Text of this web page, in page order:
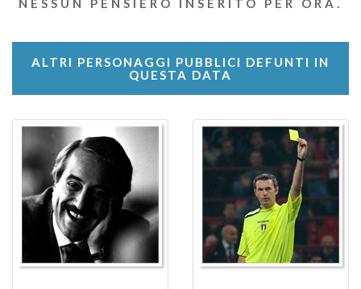
NESSUN PENSIERO INSERITO PER ORA.
ALTRI PERSONAGGI PUBBLICI DEFUNTI IN
QUESTA DATA